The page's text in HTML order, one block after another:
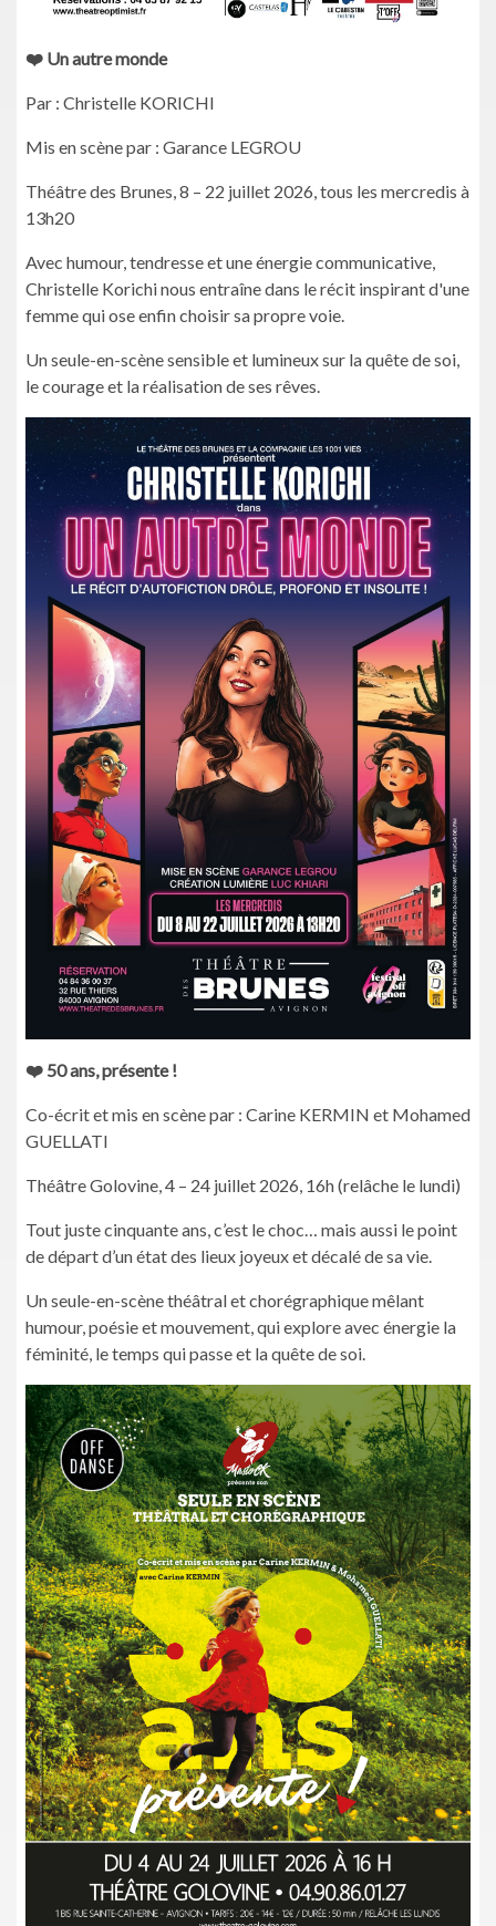
❤️ Un autre monde
Par : Christelle KORICHI
Mis en scène par : Garance LEGROU
Théâtre des Brunes, 8 – 22 juillet 2026, tous les mercredis à
13h20
Avec humour, tendresse et une énergie communicative,
Christelle Korichi nous entraîne dans le récit inspirant d'une
femme qui ose enfin choisir sa propre voie.
Un seule-en-scène sensible et lumineux sur la quête de soi,
le courage et la réalisation de ses rêves.
❤️ 50 ans, présente !
Co-écrit et mis en scène par : Carine KERMIN et Mohamed
GUELLATI
Théâtre Golovine, 4 – 24 juillet 2026, 16h (relâche le lundi)
Tout juste cinquante ans, c’est le choc… mais aussi le point
de départ d’un état des lieux joyeux et décalé de sa vie.
Un seule-en-scène théâtral et chorégraphique mêlant
humour, poésie et mouvement, qui explore avec énergie la
féminité, le temps qui passe et la quête de soi.